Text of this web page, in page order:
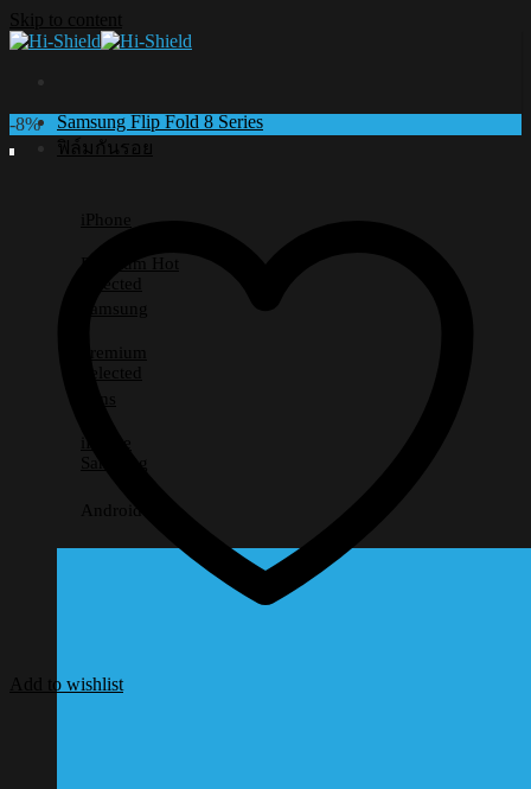
Skip to content
Samsung Flip Fold 8 Series
ฟิล์มกันรอย
iPhone
Premium
Selected
Samsung
Premium
Selected
Lens
iPhone
Samsung
Android อื่นๆ
-8%
Add to wishlist